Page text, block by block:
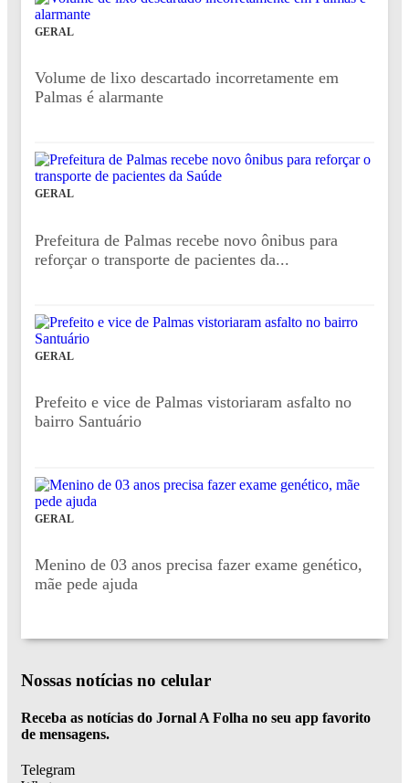
GERAL
Volume de lixo descartado incorretamente em
Palmas é alarmante
GERAL
Prefeitura de Palmas recebe novo ônibus para
reforçar o transporte de pacientes da...
GERAL
Prefeito e vice de Palmas vistoriaram asfalto no
bairro Santuário
GERAL
Menino de 03 anos precisa fazer exame genético,
mãe pede ajuda
Nossas notícias no celular
Receba as notícias do Jornal A Folha no seu app favorito
de mensagens.
Telegram